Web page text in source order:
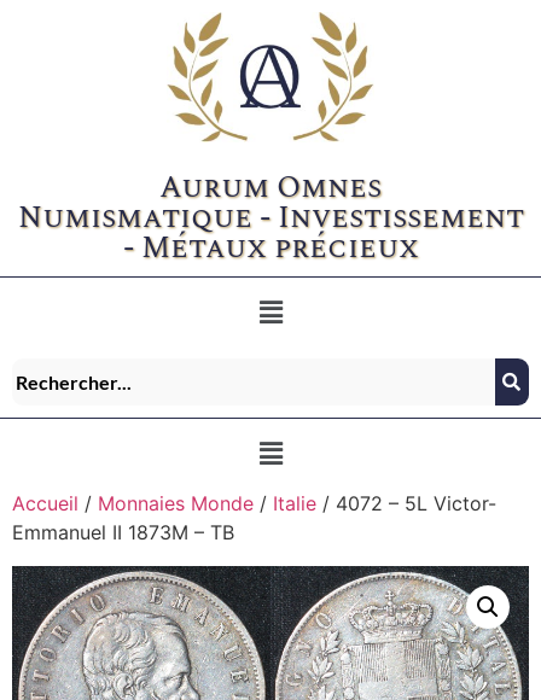
Aurum Omnes
Numismatique - Investissement
- Métaux précieux
Accueil / Monnaies Monde / Italie / 4072 – 5L Victor-
Emmanuel II 1873M – TB